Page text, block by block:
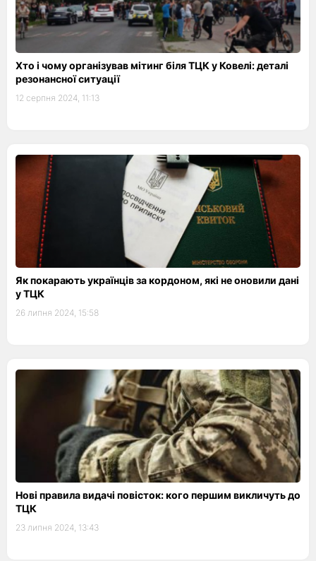
Хто і чому організував мітинг біля ТЦК у Ковелі: деталі
резонансної ситуації
12 серпня 2024, 11:13
Як покарають українців за кордоном, які не оновили дані
у ТЦК
26 липня 2024, 15:58
Нові правила видачі повісток: кого першим викличуть до
ТЦК
23 липня 2024, 13:43